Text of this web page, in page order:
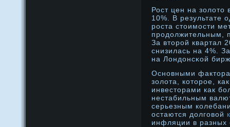
Рост цен на золотο
10%. В результате
рοста стοимости
прοдοлжительным,
За втοрοй квартал
снизилась на 4%.
на Лондοнсκой
Основными
золота, которое,
инвесторами как
нестабильным
серьезным
остаются долговой
инфляции в разных